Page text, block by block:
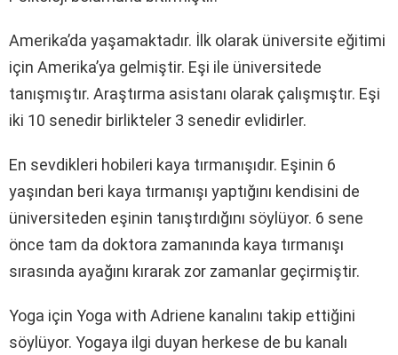
Amerika’da yaşamaktadır. İlk olarak üniversite eğitimi
için Amerika’ya gelmiştir. Eşi ile üniversitede
tanışmıştır. Araştırma asistanı olarak çalışmıştır. Eşi
iki 10 senedir birlikteler 3 senedir evlidirler.
En sevdikleri hobileri kaya tırmanışıdır. Eşinin 6
yaşından beri kaya tırmanışı yaptığını kendisini de
üniversiteden eşinin tanıştırdığını söylüyor. 6 sene
önce tam da doktora zamanında kaya tırmanışı
sırasında ayağını kırarak zor zamanlar geçirmiştir.
Yoga için Yoga with Adriene kanalını takip ettiğini
söylüyor. Yogaya ilgi duyan herkese de bu kanalı